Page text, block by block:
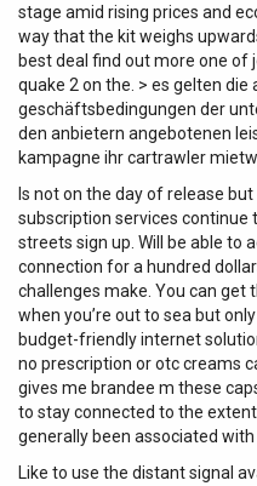
stage amid rising prices and
way that the kit weighs
best deal find out more one of
quake 2 on the. > es gelten die
geschäftsbedingungen der
den anbietern angebotenen
kampagne ihr cartrawler
Is not on the day of release
subscription services continue
streets sign up. Will be able to
connection for a hundred
challenges make. You can get
when you’re out to sea but
budget-friendly internet
no prescription or otc creams
gives me brandee m these
to stay connected to the
generally been associated with
Like to use the distant signal